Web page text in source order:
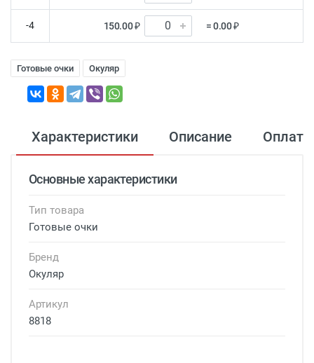
-4 150.00 ₽ = 0.00 ₽
Готовые очки Окуляр
Характеристики Описание Оплата
Основные характеристики
Тип товара
Готовые очки
Бренд
Окуляр
Артикул
8818